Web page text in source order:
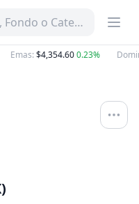
o Categoría
Emas:$4,354.600.23%